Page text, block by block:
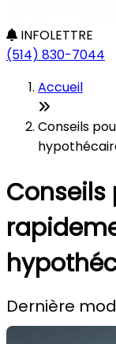
INFOLETTRE
(514) 830-7044
Accueil
Conseils
Dernière